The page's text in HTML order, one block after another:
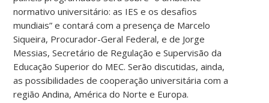
normativo universitário: as IES e os desafios
mundiais” e contará com a presença de Marcelo
Siqueira, Procurador-Geral Federal, e de Jorge
Messias, Secretário de Regulação e Supervisão da
Educação Superior do MEC. Serão discutidas, ainda,
as possibilidades de cooperação universitária com a
região Andina, América do Norte e Europa.